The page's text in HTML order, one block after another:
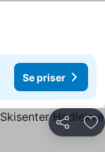
Se priser
Dela